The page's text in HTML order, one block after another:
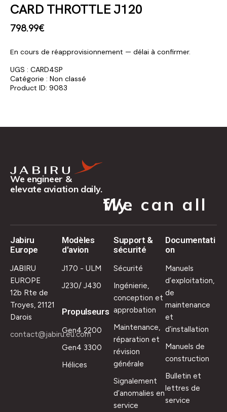
CARD THROTTLE J120
798.99€
En cours de réapprovisionnement — délai à confirmer.
UGS : CARD4SP
Catégorie : Non classé
Product ID: 9083
We engineer &
elevate aviation daily.
We can all fly.
Jabiru
Europe
JABIRU
EUROPE
12b Rte de
Troyes, 21121
Darois
contact@jabiru.eu.com
Modèles
d'avion
J170 - ULM
J230/ J430
Propulseurs
Gen4 2200
Gen4 3300
Hélices
Support &
sécurité
Sécurité
Ingénierie,
conception et
approbation
Maintenance,
réparation et
révision
générale
Signalement
d’anomalies en
service
Documentati
on
Manuels
d’exploitation,
de
maintenance
et
d’installation
Manuels de
construction
Bulletin et
lettres de
service